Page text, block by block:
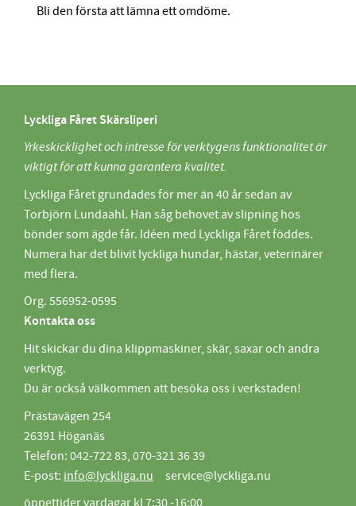
Bli den första att lämna ett omdöme.
Lyckliga Fåret Skärsliperi
Yrkeskicklighet och intresse för verktygens funktionalitet är
viktigt för att kunna garantera kvalitet.
Lyckliga Fåret grundades för mer än 40 år sedan av
Torbjörn Lundaahl. Han såg behovet av slipning hos
bönder som ägde får. Idéen med Lyckliga Fåret föddes.
Numera har det blivit lyckliga hundar, hästar, veterinärer
med flera.
Org. 556952-0595
Kontakta oss
Hit skickar du dina klippmaskiner, skär, saxar och andra
verktyg.
Du är också välkommen att besöka oss i verkstaden!
Prästavägen 254
26391 Höganäs
Telefon: 042-722 83, 070-321 36 39
E-post: info@lyckliga.nu service@lyckliga.nu